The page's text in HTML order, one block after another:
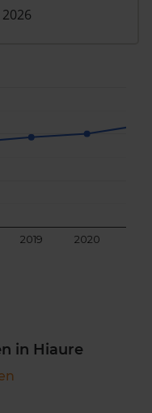
2019 2020
in Hiaure